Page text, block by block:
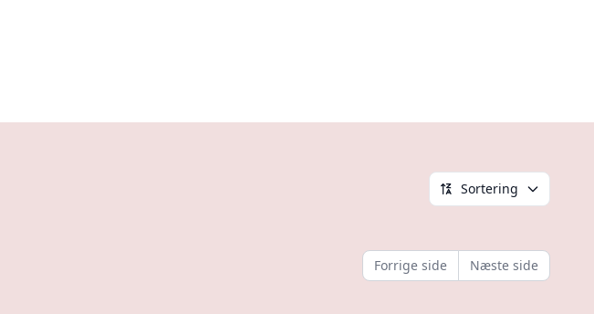
Sortering
Forrige side Næste side